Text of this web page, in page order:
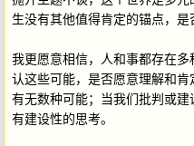
生没有其他值得肯定的锚点，是
我更愿意相信，人和事都存在
认这些可能，是否愿意理解和
有无数种可能；当我们批判或
有建设性的思考。